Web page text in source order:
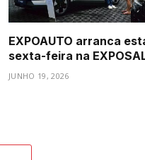
EXPOAUTO arranca
sexta-feira na
JUNHO 19, 2026